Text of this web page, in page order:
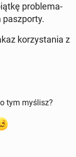
pro­ble­ma­
pasz­por­ty.
ko­rzy­sta­nia z
tym myślisz?